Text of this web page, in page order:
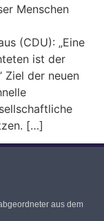
Menschen
(CDU): „Eine
ist der
Ziel der neuen
[…]
aus dem